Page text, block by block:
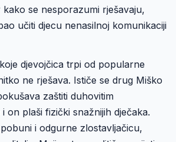
se nesporazumi rješavaju,
učiti djecu nenasilnoj komunikaciji
djevojčica trpi od popularne
ne rješava. Ističe se drug Miško
zaštiti duhovitim
on plaši fizički snažnijih dječaka.
i odgurne zlostavljačicu,